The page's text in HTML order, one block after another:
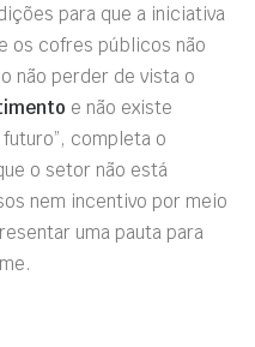
para que a iniciativa
os cofres públicos não
não perder de vista o
e não existe
completa o
o setor não está
nem incentivo por meio
uma pauta para